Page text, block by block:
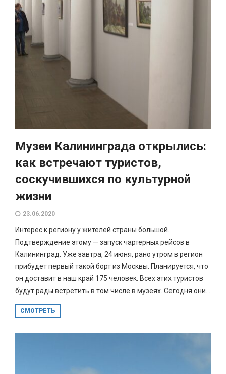
Музеи Калининграда открылись:
как встречают туристов,
соскучившихся по культурной
жизни
23.06.2020
Интерес к региону у жителей страны большой.
Подтверждение этому — запуск чартерных рейсов в
Калининград. Уже завтра, 24 июня, рано утром в регион
прибудет первый такой борт из Москвы. Планируется, что
он доставит в наш край 175 человек. Всех этих туристов
будут рады встретить в том числе в музеях. Сегодня они...
СМОТРЕТЬ